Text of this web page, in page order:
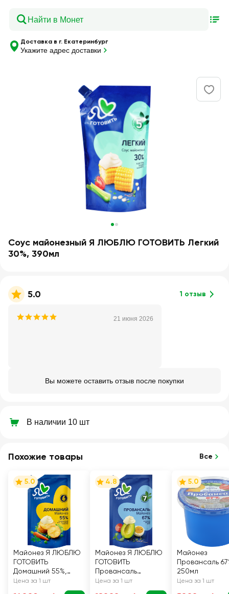
Доставка в г. Екатеринбург
Укажите адрес доставки
Соус майонезный Я ЛЮБЛЮ ГОТОВИТЬ Легкий
30%, 390мл
5.0 1 отзыв
21 июня 2026
Вы можете оставить отзыв после покупки
В наличии 10 шт
Похожие товары Все
5.0
Майонез Я ЛЮБЛЮ
ГОТОВИТЬ
Домашний 55%,
600мл
Цена за 1 шт
4.8
Майонез Я ЛЮБЛЮ
ГОТОВИТЬ
Провансаль
классический 67%,
Цена за 1 шт
5.0
Майонез
Провансаль
250мл
Цена за 1 шт